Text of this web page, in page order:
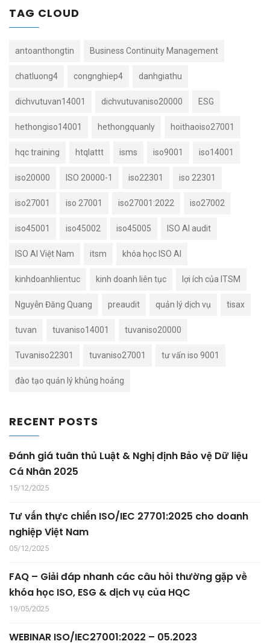
TAG CLOUD
antoanthongtin Business Continuity Management
chatluong4 congnghiep4 danhgiathu
dichvutuvan14001 dichvutuvaniso20000 ESG
hethongiso14001 hethongquanly hoithaoiso27001
hqc training htqlattt isms iso9001 iso14001
iso20000 ISO 20000-1 iso22301 iso 22301
iso27001 iso 27001 iso27001:2022 iso27002
iso45001 iso45002 iso45005 ISO AI audit
ISO AI Việt Nam itsm khóa học ISO AI
kinhdoanhlientuc kinh doanh liên tục lợi ích của ITSM
Nguyễn Đăng Quang preaudit quản lý dịch vụ tisax
tuvan tuvaniso14001 tuvaniso20000
Tuvaniso22301 tuvaniso27001 tư vấn iso 9001
đào tạo quản lý khủng hoảng
RECENT POSTS
Đánh giá tuân thủ Luật & Nghị định Bảo vệ Dữ liệu
Cá Nhân 2025
15/12/2025
Tư vấn thực chiến ISO/IEC 27701:2025 cho doanh
nghiệp Việt Nam
05/12/2025
FAQ – Giải đáp nhanh các câu hỏi thường gặp về
khóa học ISO, ESG & dịch vụ của HQC
19/05/2025
WEBINAR ISO/IEC27001:2022 – 05.2023